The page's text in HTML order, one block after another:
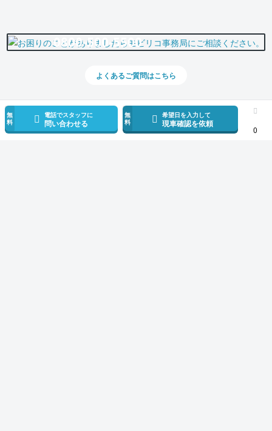
無
料
電話でスタッフに
問い合わせる
無
料
希望日を入力して
現車確認を依頼
0
0800-500-5500
よくあるご質問はこちら